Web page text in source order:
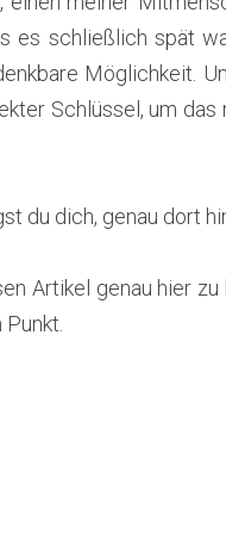
es schließlich spät
Möglichkeit.
Schlüssel, um
du dich, genau dort
Artikel genau hier